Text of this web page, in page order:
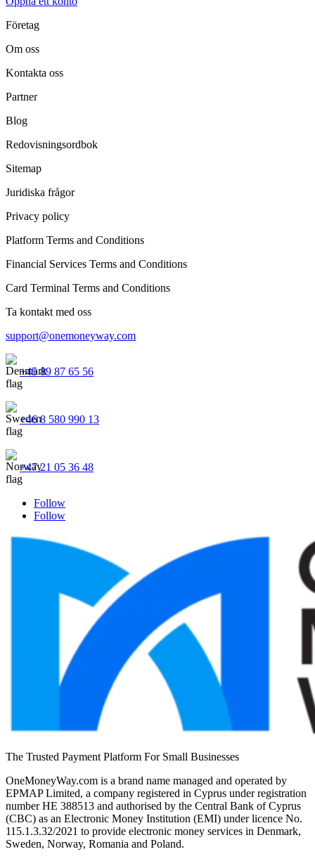
Företag
Om oss
Kontakta oss
Partner
Blog
Redovisningsordbok
Sitemap
Juridiska frågor
Privacy policy
Platform Terms and Conditions
Financial Services Terms and Conditions
Card Terminal Terms and Conditions
Ta kontakt med oss
support@onemoneyway.com
+45 89 87 65 56
+46 8 580 990 13
+47 21 05 36 48
Follow
Follow
The Trusted Payment Platform For Small Businesses
OneMoneyWay.com is a brand name managed and operated by
EPMAP Limited, a company registered in Cyprus under registration
number ΗΕ 388513 and authorised by the Central Bank of Cyprus
(CBC) as an Electronic Money Institution (EMI) under licence No.
115.1.3.32/2021 to provide electronic money services in Denmark,
Sweden, Norway, Romania and Poland.